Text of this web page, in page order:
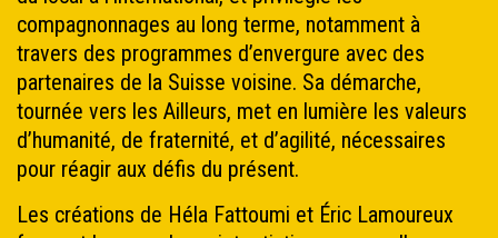
compagnonnages au long terme, notamment à
travers des programmes d’envergure avec des
partenaires de la Suisse voisine. Sa démarche,
tournée vers les Ailleurs, met en lumière les valeurs
d’humanité, de fraternité, et d’agilité, nécessaires
pour réagir aux défis du présent.
Les créations de Héla Fattoumi et Éric Lamoureux